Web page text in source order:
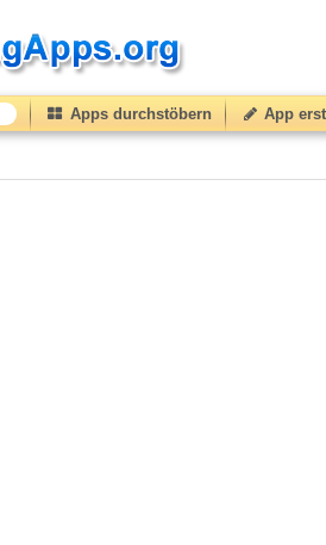
Apps durchstöbern App